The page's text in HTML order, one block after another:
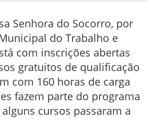
Senhora do Socorro, por
do Trabalho e
com inscrições abertas
gratuitos de qualificação
com 160 horas de carga
fazem parte do programa
cursos passaram a